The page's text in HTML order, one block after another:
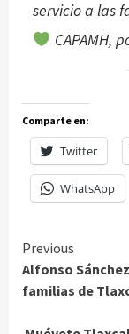
servicio a las
CAPAMH,
Comparte en:
Twitter
WhatsApp
Continue
Reading
Previous
Alfonso
familias de